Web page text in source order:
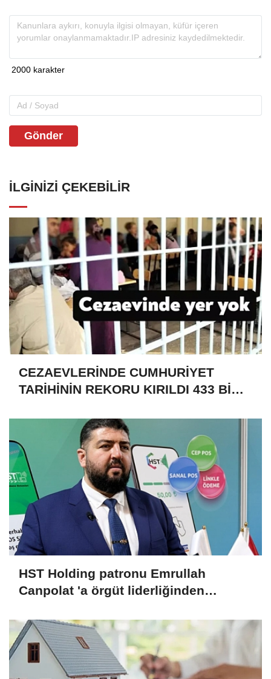
Gönder
İLGINIZI ÇEKEBILIR
CEZAEVLERİNDE CUMHURİYET
TARİHİNİN REKORU KIRILDI 433 BİN
HST Holding patronu Emrullah
Canpolat 'a örgüt liderliğinden
malvarlığına el konuldu